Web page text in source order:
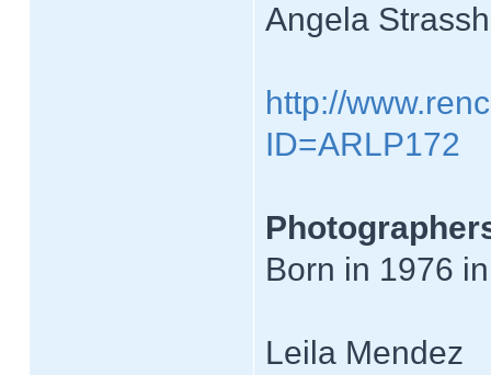
Angela
http://
ID=ARLP172
Born in 1976
Leila Mendez